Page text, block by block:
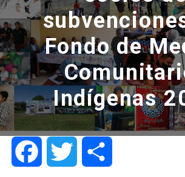
Fondo de
Indígenas
FacebookTwitter